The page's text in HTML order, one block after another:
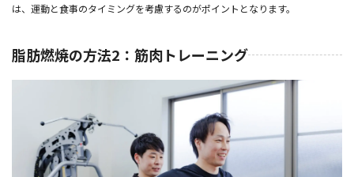
は、運動と食事のタイミングを考慮するのがポイントとなります。
脂肪燃焼の方法2：筋肉トレーニング